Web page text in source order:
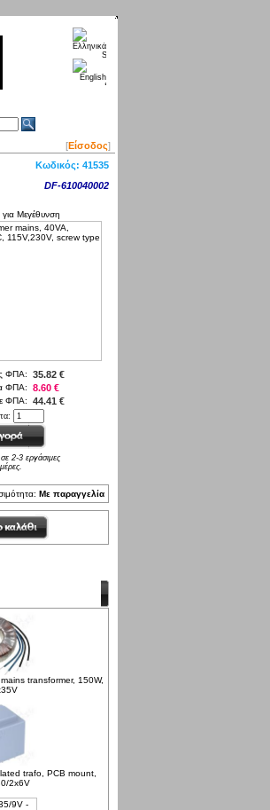
[Είσοδος]
Κωδικός: 41535
DF-610040002
για Μεγέθυνση
ΦΠΑ: 35.82 €
ΦΠΑ: 8.60 €
ΦΠΑ: 44.41 €
2-3 εργάσιμες
Με παραγγελία
transformer, 150W,
trafo, PCB mount,
2x6V